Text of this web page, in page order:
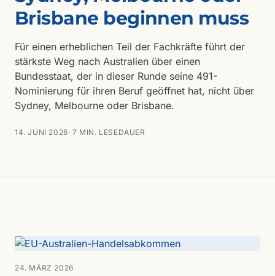
Brisbane beginnen muss
Für einen erheblichen Teil der Fachkräfte führt der
stärkste Weg nach Australien über einen
Bundesstaat, der in dieser Runde seine 491-
Nominierung für ihren Beruf geöffnet hat, nicht über
Sydney, Melbourne oder Brisbane.
14. JUNI 2026· 7 MIN. LESEDAUER
24. MÄRZ 2026